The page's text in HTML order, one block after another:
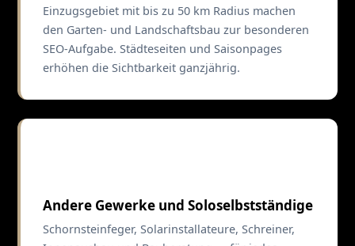
Einzugsgebiet mit bis zu 50 km Radius machen
den Garten- und Landschaftsbau zur besonderen
SEO-Aufgabe. Städteseiten und Saisonpages
erhöhen die Sichtbarkeit ganzjährig.
Andere Gewerke und Soloselbstständige
Schornsteinfeger, Solarinstallateure, Schreiner,